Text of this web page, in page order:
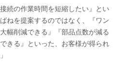
続の作業時間を短縮したい』とい
ねを提案するのではなく、『ワン
幅削減できる』『部品点数が減る
きる』といった、お客様が得られ